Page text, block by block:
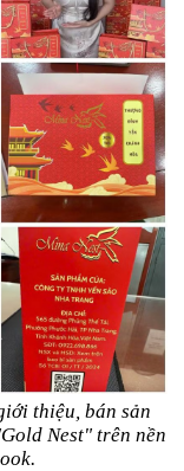
thiệu, bán sản
Nest" trên nền